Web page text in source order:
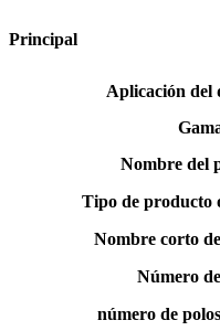
Principal
Aplicación del
Nombre del
Tipo de producto
Nombre corto
Número
número de